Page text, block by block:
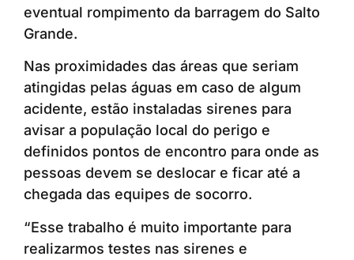
eventual rompimento da barragem do Salto
Grande.
Nas proximidades das áreas que seriam
atingidas pelas águas em caso de algum
acidente, estão instaladas sirenes para
avisar a população local do perigo e
definidos pontos de encontro para onde as
pessoas devem se deslocar e ficar até a
chegada das equipes de socorro.
“Esse trabalho é muito importante para
realizarmos testes nas sirenes e